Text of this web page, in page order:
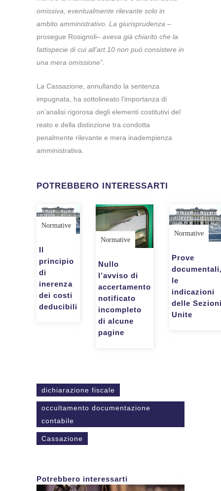
omissiva, eventualmente rilevante solo in
ambito amministrativo. La giurisprudenza –
prosegue Rosignoli– aveva già chiarito che la
fattispecie di cui all’art.10 non può consistere in
una mera omissione”.
La Cassazione, annullando la sentenza
impugnata, ha sottolineato l’importanza di
un’analisi rigorosa degli elementi costitutivi del
reato e della distinzione tra condotta
penalmente rilevante e mera inadempienza
amministrativa.
POTREBBERO INTERESSARTI
Normative
Il
principio
di
inerenza
dei costi
deducibili
Normative
Nullo
l’avviso di
accertamento
notificato
incompleto
di alcune
pagine
Normative
Prove
le
indicazioni
delle
Unite
dichiarazione fiscale
occultamento documentazione
contabile
Cassazione
Potrebbero interessarti